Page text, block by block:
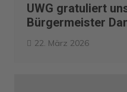
UWG gratuliert
Bürgermeister
22. März 2026